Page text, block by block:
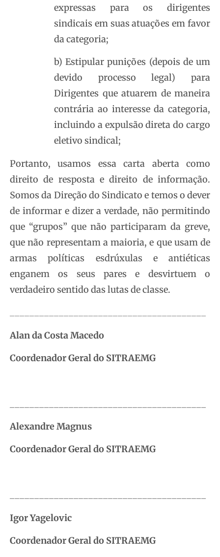
expressas para os dirigentes
sindicais em suas atuações em favor
da categoria;
b) Estipular punições (depois de um
devido processo legal) para
Dirigentes que atuarem de maneira
contrária ao interesse da categoria,
incluindo a expulsão direta do cargo
eletivo sindical;
Portanto, usamos essa carta aberta como
direito de resposta e direito de informação.
Somos da Direção do Sindicato e temos o dever
de informar e dizer a verdade, não permitindo
que “grupos” que não participaram da greve,
que não representam a maioria, e que usam de
armas políticas esdrúxulas e antiéticas
enganem os seus pares e desvirtuem o
verdadeiro sentido das lutas de classe.
Alan da Costa Macedo
Coordenador Geral do SITRAEMG
Alexandre Magnus
Coordenador Geral do SITRAEMG
Igor Yagelovic
Coordenador Geral do SITRAEMG